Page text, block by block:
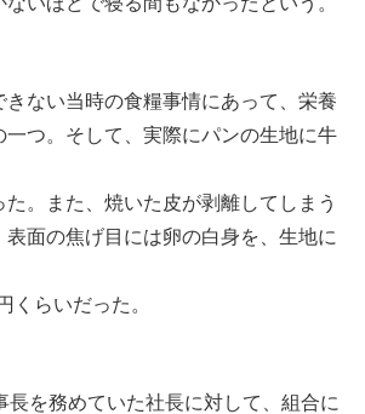
ない当時の食糧事情にあって、栄養
つ。そして、実際にパンの生地に牛
。また、焼いた皮が剥離してしまう
面の焦げ目には卵の白身を、生地に
らいだった。
を務めていた社長に対して、組合に